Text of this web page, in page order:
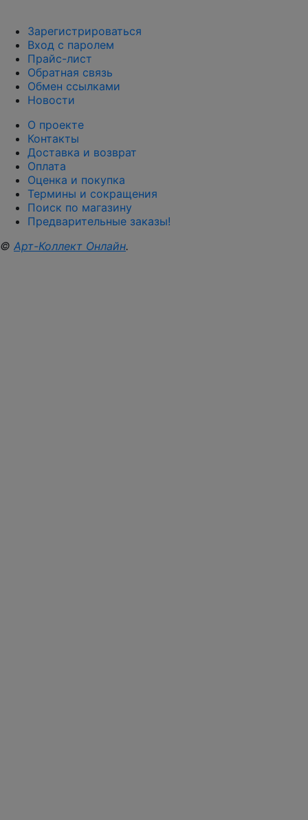
Зарегистрироваться
Вход с паролем
Прайс-лист
Обратная связь
Обмен ссылками
Новости
О проекте
Контакты
Доставка и возврат
Оплата
Оценка и покупка
Термины и сокращения
Поиск по магазину
Предварительные заказы!
© Арт-Коллект Онлайн.